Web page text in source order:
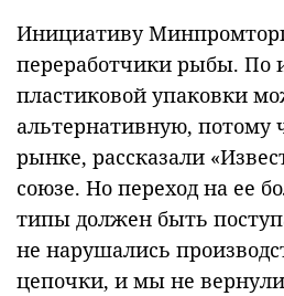
Инициативу
переработчики рыбы. По
пластиковой упаковки
альтернативную, потому
рынке, рассказали
союзе. Но переход на ее
типы должен быть
не нарушались
цепочки, и мы не